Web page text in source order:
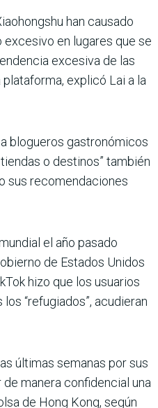
han causado
en lugares que se
excesiva de las
explicó Lai a la
blogueros gastronómicos
o destinos” también
sus recomendaciones
el año pasado
de Estados Unidos
hizo que los usuarios
“refugiados”, acudieran
últimas semanas por sus
manera confidencial una
de Hong Kong, según